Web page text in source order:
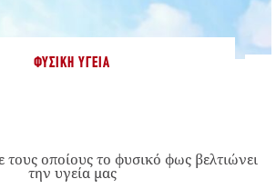
ΦΥΣΙΚΉ ΥΓΕΊΑ
τους οποίους το φυσικό φως βελτιώνει
την υγεία μας